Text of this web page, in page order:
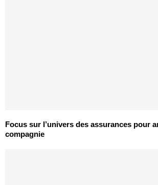
Focus sur l’univers des assurances pour
compagnie